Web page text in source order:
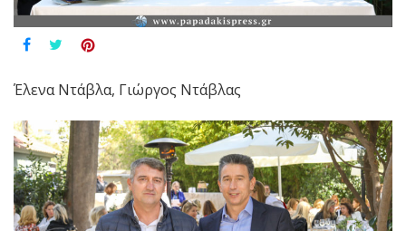
Έλενα Ντάβλα, Γιώργος Ντάβλας